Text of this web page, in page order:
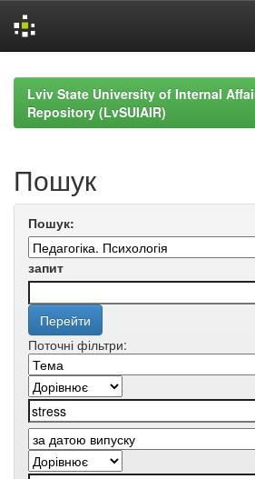
navigationLviv State University of Internal
Repository (LvSUIAIR)
Пошук
Пошук:
запит
Поточні фільтри: